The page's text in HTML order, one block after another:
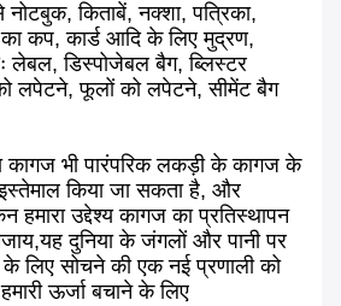
किताबें, नक्शा, पत्रिका,
कप, कार्ड आदि के लिए मुद्रण,
डिस्पोजेबल बैग, ब्लिस्टर
को लपेटने, फूलों को लपेटने, सीमेंट बैग
कागज भी पारंपरिक लकड़ी के कागज के
किया जा सकता है, और
उद्देश्य कागज का प्रतिस्थापन
दुनिया के जंगलों और पानी पर
के लिए सोचने की एक नई प्रणाली को
ऊर्जा बचाने के लिए